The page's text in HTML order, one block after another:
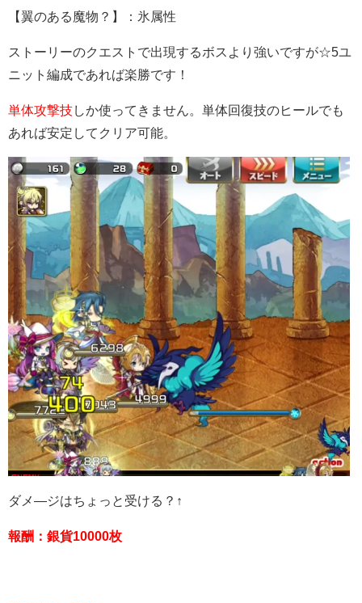
【翼のある魔物？】：氷属性
ストーリーのクエストで出現するボスより強いですが☆5ユ
ニット編成であれば楽勝です！
単体攻撃技しか使ってきません。単体回復技のヒールでも
あれば安定してクリア可能。
ダメ―ジはちょっと受ける？↑
報酬：銀貨10000枚